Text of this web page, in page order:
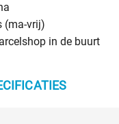
(ma-vrij)
in de buurt